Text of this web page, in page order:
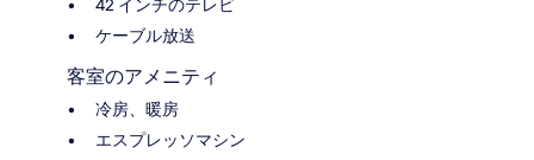
42 インチのテレビ
ケーブル放送
客室のアメニティ
冷房、暖房
エスプレッソマシン